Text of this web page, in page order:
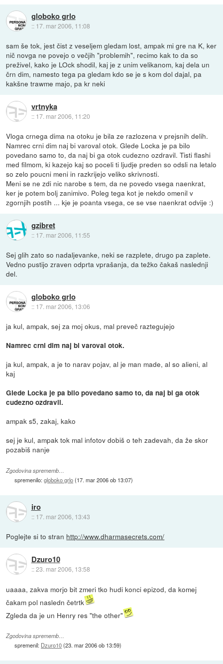
globoko grlo
:: 17. mar 2006, 11:08
sam še tok, jest čist z veseljem gledam lost, ampak mi gre na K, ker
nič novga ne povejo o večjih "problemih", recimo kak to da so
preživel, kako je LOck shodil, kaj je z unim velikanom, kaj dela un
črn dim, namesto tega pa gledam kdo se je s kom dol dajal, pa
kakšne trawme majo, pa kr neki
vrtnyka
:: 17. mar 2006, 11:20
Vloga crnega dima na otoku je bila ze razlozena v prejsnih delih.
Namrec crni dim naj bi varoval otok. Glede Locka je pa bilo
povedano samo to, da naj bi ga otok cudezno ozdravil. Tisti flashi
med filmom, ki kazejo kaj so poceli ti ljudje preden so odsli na letalo
so zelo poucni meni in razkrijejo veliko skrivnosti.
Meni se ne zdi nic narobe s tem, da ne povedo vsega naenkrat,
ker je potem bolj zanimivo. Poleg tega kot je nekdo omenil v
zgornjih postih ... kje je poanta vsega, ce se vse naenkrat odvije :)
gzibret
:: 17. mar 2006, 11:55
Sej glih zato so nadaljevanke, neki se razplete, drugo pa zaplete.
Vedno pustijo zraven odprta vprašanja, da težko čakaš naslednji
del.
globoko grlo
:: 17. mar 2006, 13:06
ja kul, ampak, sej za moj okus, mal preveč raztegujejo
Namrec crni dim naj bi varoval otok.
ja kul, ampak, a je to narav pojav, al je man made, al so alieni, al
kaj
Glede Locka je pa bilo povedano samo to, da naj bi ga otok
cudezno ozdravil.
ampak s5, zakaj, kako
sej je kul, ampak tok mal infotov dobiš o teh zadevah, da že skor
pozabiš nanje
Zgodovina sprememb…
spremenilo:globoko grlo(17. mar 2006 ob 13:07)
iro
:: 17. mar 2006, 13:43
Poglejte si to stran http://www.dharmasecrets.com/
Dzuro10
::23. mar 2006, 13:58
uaaaa, zakva morjo bit zmeri tko hudi konci epizod, da komej
čakam pol nasledn četrtk
Zgleda da je un Henry res "the other"
Zgodovina sprememb…
spremenil: Dzuro10(23. mar 2006 ob 13:59)